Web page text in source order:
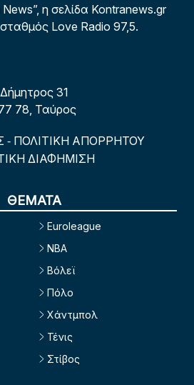
News”, η σελίδα Kontranews.gr
Love Radio 97,5.
Δήμητρος 31
78, Ταύρος
- ΠΟΛΙΤΙΚΗ ΑΠΟΡΡΗΤΟΥ
ΔΙΑΦΗΜΙΣΗ
ΘΕΜΑΤΑ
Euroleague
NBA
Βόλεϊ
Πόλο
Χάντμπολ
Τένις
Στίβος